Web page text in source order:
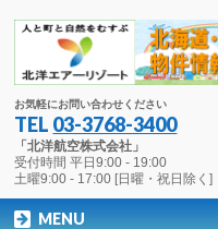
お気軽にお問い合わせください
TEL 03-3768-3400
「北洋航空株式会社」
受付時間 平日9:00 - 19:00
土曜9:00 - 17:00 [日曜・祝日除く]
MENU